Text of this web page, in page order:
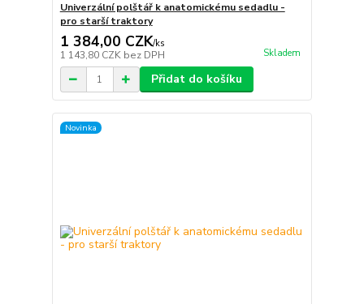
Univerzální polštář k anatomickému sedadlu -
pro starší traktory
1 384,00 CZK/ks
1 143,80 CZK bez DPH Skladem
Přidat do košíku
Novinka